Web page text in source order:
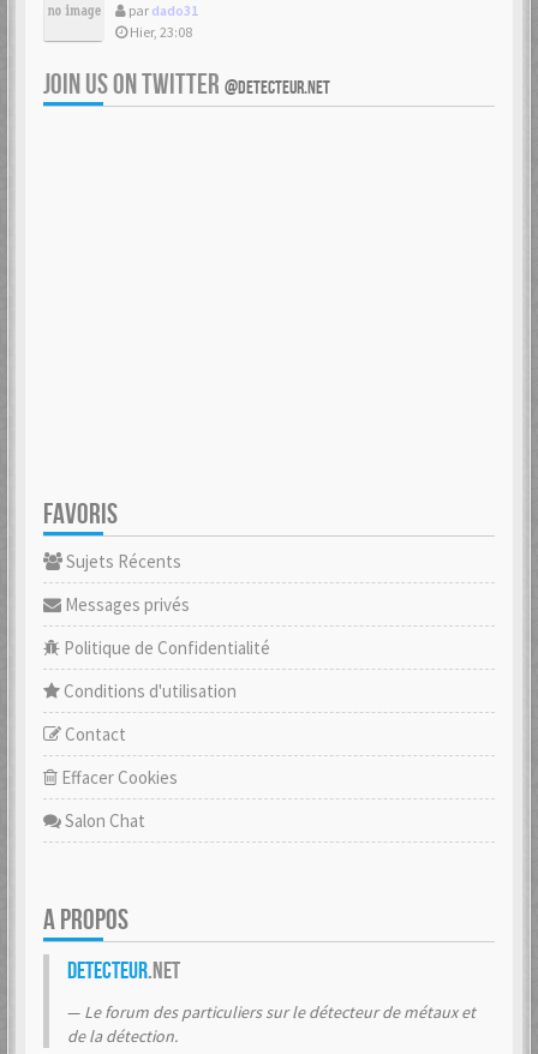
par dado31
Hier, 23:08
JOIN US ON TWITTER @DETECTEUR.NET
FAVORIS
Sujets Récents
Messages privés
Politique de Confidentialité
Conditions d'utilisation
Contact
Effacer Cookies
Salon Chat
A PROPOS
Detecteur.net
Le forum des particuliers sur le détecteur de métaux et
de la détection.